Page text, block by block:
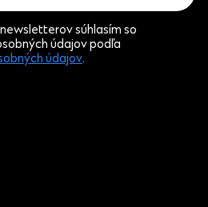
súhlasím so
údajov podľa
údajov.